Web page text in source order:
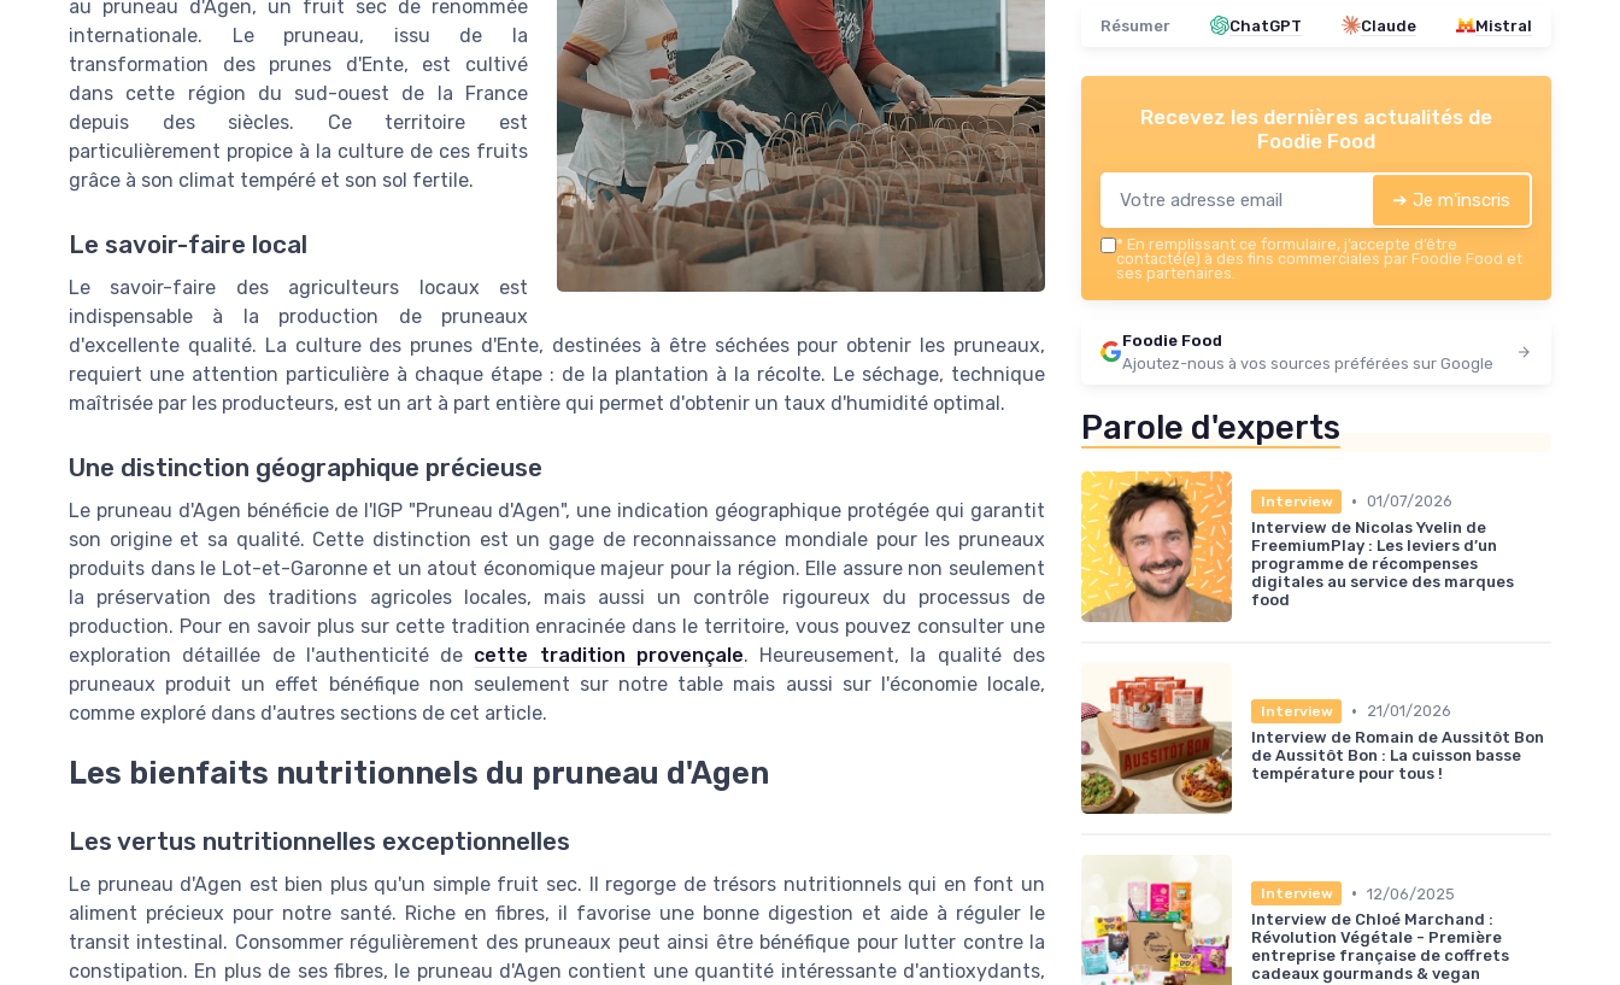
au pruneau d'Agen, un fruit sec de renommée
internationale. Le pruneau, issu de la
transformation des prunes d'Ente, est cultivé
dans cette région du sud-ouest de la France
depuis des siècles. Ce territoire est
particulièrement propice à la culture de ces fruits
grâce à son climat tempéré et son sol fertile.
Le savoir-faire local
Le savoir-faire des agriculteurs locaux est
indispensable à la production de pruneaux
d'excellente qualité. La culture des prunes d'Ente, destinées à être séchées pour obtenir les pruneaux,
requiert une attention particulière à chaque étape : de la plantation à la récolte. Le séchage, technique
maîtrisée par les producteurs, est un art à part entière qui permet d'obtenir un taux d'humidité optimal.
Une distinction géographique précieuse
Le pruneau d'Agen bénéficie de l'IGP "Pruneau d'Agen", une indication géographique protégée qui garantit
son origine et sa qualité. Cette distinction est un gage de reconnaissance mondiale pour les pruneaux
produits dans le Lot-et-Garonne et un atout économique majeur pour la région. Elle assure non seulement
la préservation des traditions agricoles locales, mais aussi un contrôle rigoureux du processus de
production. Pour en savoir plus sur cette tradition enracinée dans le territoire, vous pouvez consulter une
exploration détaillée de l'authenticité de cette tradition provençale. Heureusement, la qualité des
pruneaux produit un effet bénéfique non seulement sur notre table mais aussi sur l'économie locale,
comme exploré dans d'autres sections de cet article.
Les bienfaits nutritionnels du pruneau d'Agen
Les vertus nutritionnelles exceptionnelles
Le pruneau d'Agen est bien plus qu'un simple fruit sec. Il regorge de trésors nutritionnels qui en font un
aliment précieux pour notre santé. Riche en fibres, il favorise une bonne digestion et aide à réguler le
transit intestinal. Consommer régulièrement des pruneaux peut ainsi être bénéfique pour lutter contre la
constipation. En plus de ses fibres, le pruneau d'Agen contient une quantité intéressante d'antioxydants,
Résumer ChatGPT Claude Mistral
Recevez les dernières actualités de
Foodie Food
➔ Je m'inscris
* En remplissant ce formulaire, j’accepte d’être
contacté(e) à des fins commerciales par Foodie Food et
ses partenaires.
Foodie Food
Ajoutez-nous à vos sources préférées sur Google
Parole d'experts
Interview • 01/07/2026
Interview de Nicolas Yvelin de
FreemiumPlay : Les leviers d’un
programme de récompenses
digitales au service des marques
food
Interview •
21/01/2026
Interview de Romain de Aussitôt Bon
de Aussitôt Bon : La cuisson basse
température pour tous !
Interview • 12/06/2025
Interview de Chloé Marchand :
Révolution Végétale - Première
entreprise française de coffrets
cadeaux gourmands & vegan